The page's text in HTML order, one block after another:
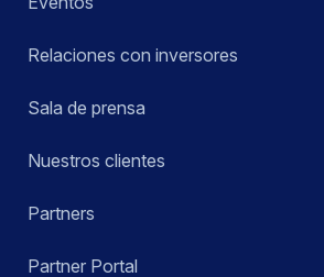
Relaciones con inversores
Sala de prensa
Nuestros clientes
Partners
Partner Portal